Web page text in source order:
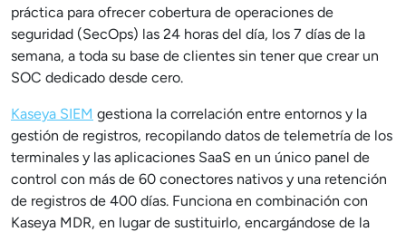
práctica para ofrecer cobertura de operaciones de
seguridad (SecOps) las 24 horas del día, los 7 días de la
semana, a toda su base de clientes sin tener que crear un
SOC dedicado desde cero.
Kaseya SIEM gestiona la correlación entre entornos y la
gestión de registros, recopilando datos de telemetría de los
terminales y las aplicaciones SaaS en un único panel de
control con más de 60 conectores nativos y una retención
de registros de 400 días. Funciona en combinación con
Kaseya MDR, en lugar de sustituirlo, encargándose de la